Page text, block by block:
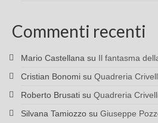
Commenti recenti
Mario Castellana su Il fantasma
Cristian Bonomi su Quadreria
Roberto Brusati su Quadreria
Silvana Tamiozzo su Giuseppe